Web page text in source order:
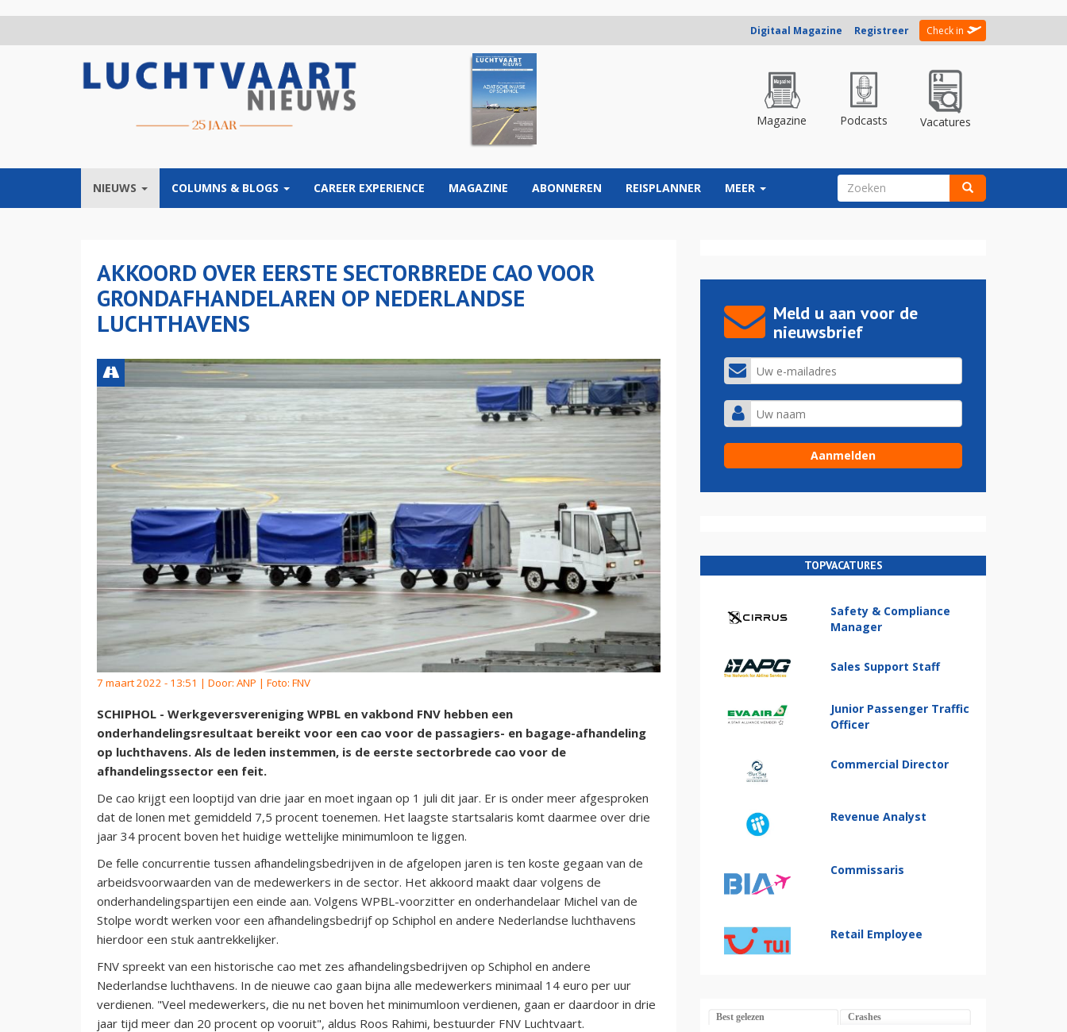
Digitaal Magazine Registreer Check in
Magazine Podcasts Vacatures
NIEUWS COLUMNS & BLOGS CAREER EXPERIENCE MAGAZINE ABONNEREN REISPLANNER MEER ZOEKVELD
AKKOORD OVER EERSTE SECTORBREDE CAO VOOR
GRONDAFHANDELAREN OP NEDERLANDSE
LUCHTHAVENS
7 maart 2022 - 13:51 | Door: ANP | Foto: FNV
SCHIPHOL - Werkgeversvereniging WPBL en vakbond FNV hebben een
onderhandelingsresultaat bereikt voor een cao voor de passagiers- en bagage-afhandeling
op luchthavens. Als de leden instemmen, is de eerste sectorbrede cao voor de
afhandelingssector een feit.
De cao krijgt een looptijd van drie jaar en moet ingaan op 1 juli dit jaar. Er is onder meer afgesproken
dat de lonen met gemiddeld 7,5 procent toenemen. Het laagste startsalaris komt daarmee over drie
jaar 34 procent boven het huidige wettelijke minimumloon te liggen.
De felle concurrentie tussen afhandelingsbedrijven in de afgelopen jaren is ten koste gegaan van de
arbeidsvoorwaarden van de medewerkers in de sector. Het akkoord maakt daar volgens de
onderhandelingspartijen een einde aan. Volgens WPBL-voorzitter en onderhandelaar Michel van de
Stolpe wordt werken voor een afhandelingsbedrijf op Schiphol en andere Nederlandse luchthavens
hierdoor een stuk aantrekkelijker.
FNV spreekt van een historische cao met zes afhandelingsbedrijven op Schiphol en andere
Nederlandse luchthavens. In de nieuwe cao gaan bijna alle medewerkers minimaal 14 euro per uur
verdienen. "Veel medewerkers, die nu net boven het minimumloon verdienen, gaan er daardoor in drie
jaar tijd meer dan 20 procent op vooruit", aldus Roos Rahimi, bestuurder FNV Luchtvaart.
Meld u aan voor de
nieuwsbrief
TOPVACATURES
Safety & Compliance
Manager
Sales Support Staff
Junior Passenger Traffic
Officer
Commercial Director
Revenue Analyst
Commissaris
Retail Employee
Best gelezen Crashes